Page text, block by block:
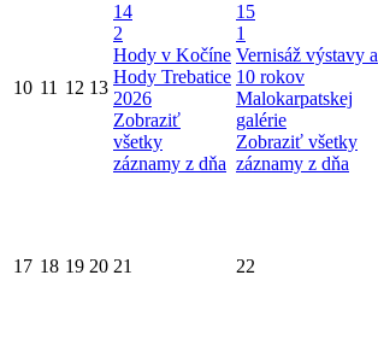
10 11 12 13
14
2
Hody v Kočíne
Hody Trebatice
2026
Zobraziť
všetky
záznamy z dňa
15
1
Vernisáž výstavy a
10 rokov
Malokarpatskej
galérie
Zobraziť všetky
záznamy z dňa
17 18 19 20 21 22